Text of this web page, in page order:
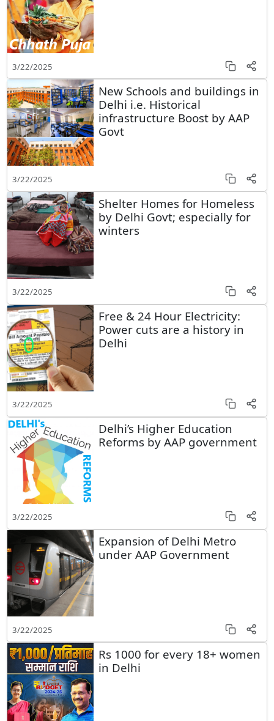
3/22/2025
New Schools and buildings in
Delhi i.e. Historical
infrastructure Boost by AAP
Govt
3/22/2025
Shelter Homes for Homeless
by Delhi Govt; especially for
winters
3/22/2025
Free & 24 Hour Electricity:
Power cuts are a history in
Delhi
3/22/2025
Delhi’s Higher Education
Reforms by AAP government
3/22/2025
Expansion of Delhi Metro
under AAP Government
3/22/2025
Rs 1000 for every 18+ women
in Delhi